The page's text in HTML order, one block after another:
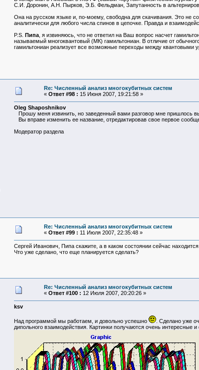
С.И. Доронин, А.Н. Пырков, Э.Б. Фельдман, Запутанность в
Она на русском языке и, по-моему, свободна для скачивания. Это не
аналитически для любого числа спинов в цепочке. Правда и
P.S.
Пипа, я извиняюсь, что не ответил на Ваш вопрос насчет
называемый многоквантовый (МК) гамильтониан. В отличие от
гамильтониан реализует все возможные переходы между квантовыми
Re: Численный анализ многокубитных систем
« Ответ #98 : 15 Июня 2007, 19:21:58 »
Oleg Shaposhnikov
Прошу меня извинить, но заведенный вами разговор мне пришлось
Вы вправе изменить ее название, отредактировав свое первое
Модератор раздела
Re: Численный анализ многокубитных систем
« Ответ #99 : 11 Июля 2007, 22:35:48 »
Сергей Иванович, Пипа скажите, а в каком состоянии сейчас находится
Что уже сделано, что еще планируется сделать?
Re: Численный анализ многокубитных систем
« Ответ #100 : 12 Июля 2007, 20:20:26 »
ksv
Над программой мы работаем, и довольно успешно
. Сделано уже
дипольного взаимодействия. Картинки получаются очень интересные